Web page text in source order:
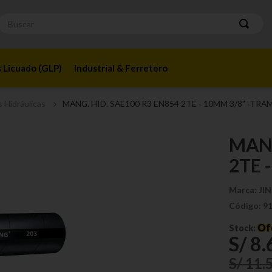
Licuado (GLP) Industrial & Ferretero
MANG. HID. SAE100 R3 EN854 2TE - 10MM 3/8" -
2TE
Marca:
Código:
Stock:
S/8.
S/11.